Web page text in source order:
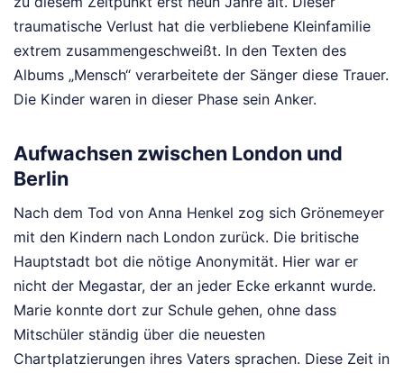
traumatische Verlust hat die verbliebene Kleinfamilie
extrem zusammengeschweißt. In den Texten des
Albums „Mensch“ verarbeitete der Sänger diese Trauer.
Die Kinder waren in dieser Phase sein Anker.
Aufwachsen zwischen London und
Berlin
Nach dem Tod von Anna Henkel zog sich Grönemeyer
mit den Kindern nach London zurück. Die britische
Hauptstadt bot die nötige Anonymität. Hier war er
nicht der Megastar, der an jeder Ecke erkannt wurde.
Marie konnte dort zur Schule gehen, ohne dass
Mitschüler ständig über die neuesten
Chartplatzierungen ihres Vaters sprachen. Diese Zeit in